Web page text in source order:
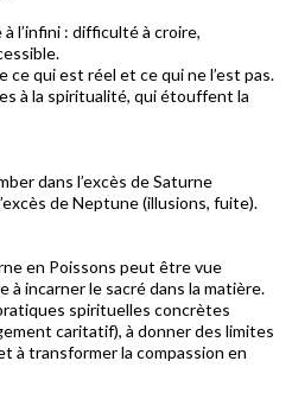
l’infini : difficulté à croire,
qui est réel et ce qui ne l’est pas.
à la spiritualité, qui étouffent la
dans l’excès de Saturne
de Neptune (illusions, fuite).
en Poissons peut être vue
incarner le sacré dans la matière.
spirituelles concrètes
caritatif), à donner des limites
à transformer la compassion en